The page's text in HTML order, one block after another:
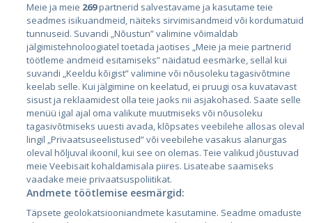
Riigid
Eesti
Läti
Leedu
City24.lv
CVbankas.lt
Meie ja meie 269partnerid salvestavame ja kasutame teie
seadmes isikuandmeid, näiteks sirvimisandmeid või kordumatuid
tunnuseid. Suvandi „Nõustun” valimine võimaldab
jälgimistehnoloogiatel toetada jaotises „Meie ja meie partnerid
töötleme andmeid esitamiseks” näidatud eesmärke, sellal kui
suvandi „Keeldu kõigist” valimine või nõusoleku tagasivõtmine
keelab selle. Kui jälgimine on keelatud, ei pruugi osa kuvatavast
sisust ja reklaamidest olla teie jaoks nii asjakohased. Saate selle
menüü igal ajal oma valikute muutmiseks või nõusoleku
tagasivõtmiseks uuesti avada, klõpsates veebilehe allosas oleval
lingil „Privaatsuseelistused” või veebilehe vasakus alanurgas
oleval hõljuval ikoonil, kui see on olemas. Teie valikud jõustuvad
meie Veebisait kohaldamisala piires. Lisateabe saamiseks
vaadake meie privaatsuspoliitikat.
Andmete töötlemise eesmärgid:
Täpsete geolokatsiooniandmete kasutamine. Seadme omaduste